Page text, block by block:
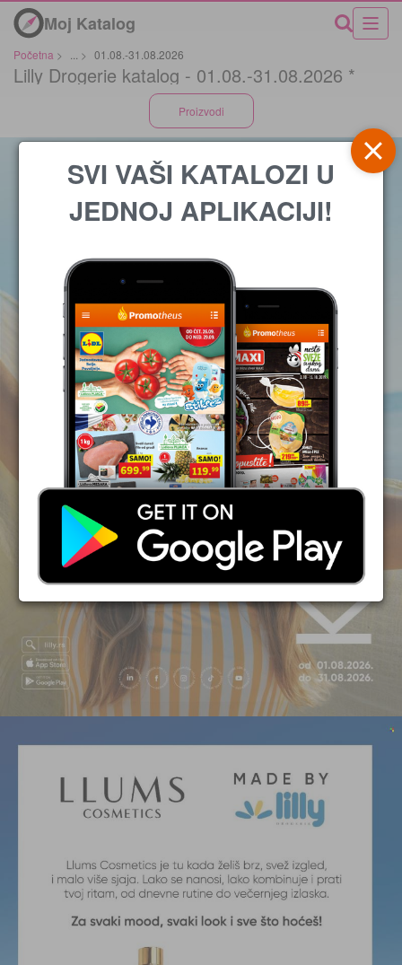
Moj Katalog
Početna > > 01.08.-31.08.2026
Lilly Drogerie katalog - 01.08.-31.08.2026 *
Proizvodi
SVI VAŠI KATALOZI U
JEDNOJ APLIKACIJI!